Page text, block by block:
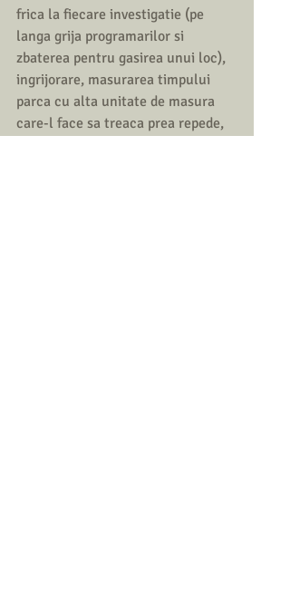
frica la fiecare investigatie (pe
langa grija programarilor si
zbaterea pentru gasirea unui loc),
ingrijorare, masurarea timpului
parca cu alta unitate de masura
care-l face sa treaca prea repede,